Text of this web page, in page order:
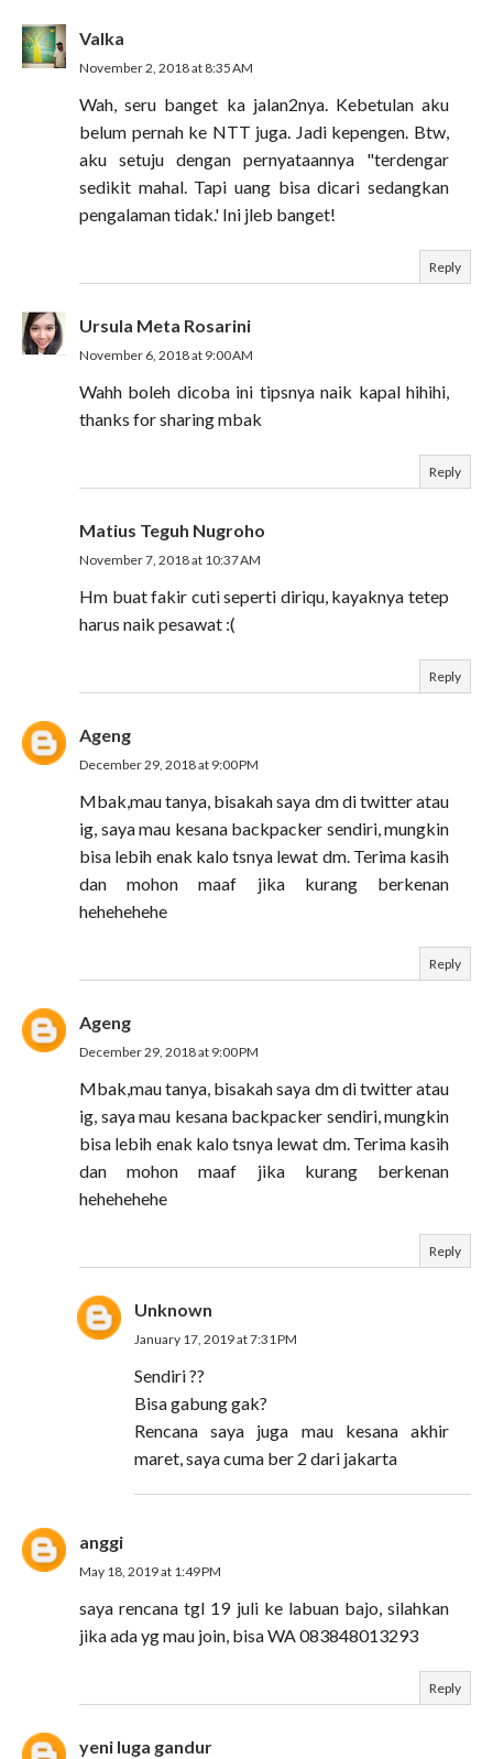
Valka
November 2, 2018 at 8:35 AM
Wah, seru banget ka jalan2nya. Kebetulan aku
belum pernah ke NTT juga. Jadi kepengen. Btw,
aku setuju dengan pernyataannya "terdengar
sedikit mahal. Tapi uang bisa dicari sedangkan
pengalaman tidak.' Ini jleb banget!
Reply
Ursula Meta Rosarini
November 6, 2018 at 9:00 AM
Wahh boleh dicoba ini tipsnya naik kapal hihihi,
thanks for sharing mbak
Reply
Matius Teguh Nugroho
November 7, 2018 at 10:37 AM
Hm buat fakir cuti seperti diriqu, kayaknya tetep
harus naik pesawat :(
Reply
Ageng
December 29, 2018 at 9:00 PM
Mbak,mau tanya, bisakah saya dm di twitter atau
ig, saya mau kesana backpacker sendiri, mungkin
bisa lebih enak kalo tsnya lewat dm. Terima kasih
dan mohon maaf jika kurang berkenan
hehehehehe
Reply
Ageng
December 29, 2018 at 9:00 PM
Mbak,mau tanya, bisakah saya dm di twitter atau
ig, saya mau kesana backpacker sendiri, mungkin
bisa lebih enak kalo tsnya lewat dm. Terima kasih
dan mohon maaf jika kurang berkenan
hehehehehe
Reply
Unknown
January 17, 2019 at 7:31 PM
Sendiri ??
Bisa gabung gak?
Rencana saya juga mau kesana akhir
maret, saya cuma ber 2 dari jakarta
anggi
May 18, 2019 at 1:49 PM
saya rencana tgl 19 juli ke labuan bajo, silahkan
jika ada yg mau join, bisa WA 083848013293
Reply
yeni luga gandur